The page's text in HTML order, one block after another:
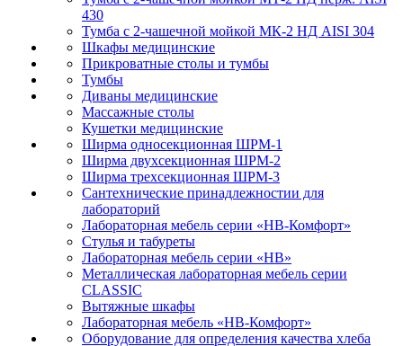
430
Тумба с 2-чашечной мойкой МК-2 НД AISI 304
Шкафы медицинские
Прикроватные столы и тумбы
Тумбы
Диваны медицинские
Массажные столы
Кушетки медицинские
Ширма односекционная ШРМ-1
Ширма двухсекционная ШРМ-2
Ширма трехсекционная ШРМ-3
Сантехнические принадлежностии для
лабораторий
Лабораторная мебель серии «НВ-Комфорт»
Стулья и табуреты
Лабораторная мебель серии «НВ»
Металлическая лабораторная мебель серии
CLASSIC
Вытяжные шкафы
Лабораторная мебель «НВ-Комфорт»
Оборудование для определения качества хлеба